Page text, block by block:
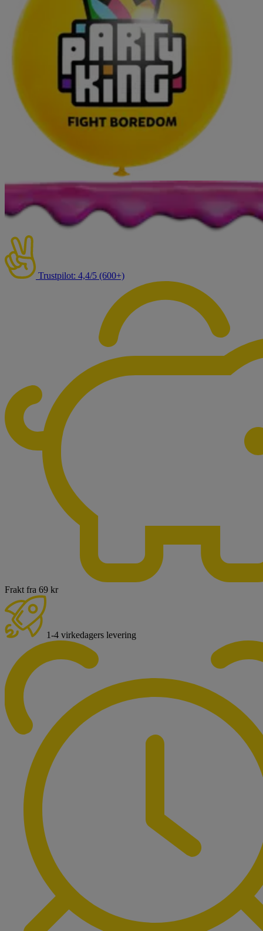
Trustpilot: 4,4/5 (600+)
Frakt fra 69 kr
1-4 virkedagers levering